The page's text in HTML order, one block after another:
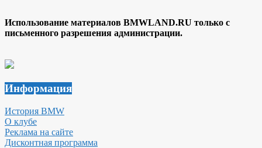
Использование материалов BMWLAND.RU только с
письменного разрешения администрации.
Информация
История BMW
О клубе
Реклама на сайте
Дисконтная программа